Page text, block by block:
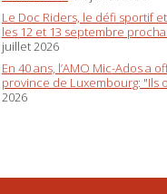
Le Doc Riders, le défi sportif
les 12 et 13 septembre
juillet 2026
En 40 ans, l’AMO Mic-Ados a
province de Luxembourg: "Ils
2026